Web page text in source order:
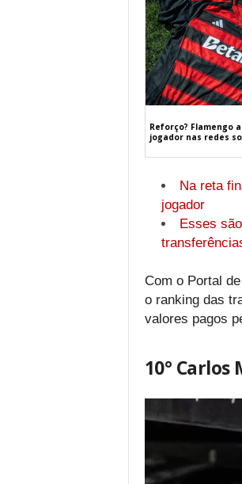
Reforço? Flamengo
jogador nas redes
Na reta
jogador
Esses
Com o Portal
o ranking das
valores pagos
10° Carlos